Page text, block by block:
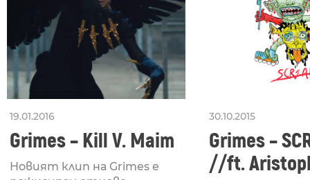
19.01.2016
Grimes – Kill V. Maim
Новият клип на Grimes е
30.10.2015
Grimes –
//ft.